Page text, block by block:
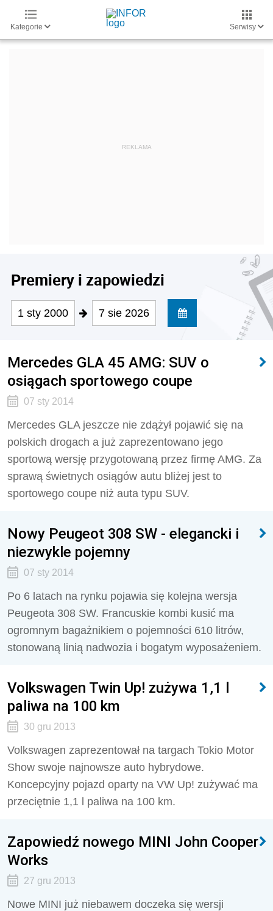
Kategorie Serwisy
Premiery i zapowiedzi
1 sty 2000 7 sie 2026
Mercedes GLA 45 AMG: SUV o
osiągach sportowego coupe
07 sty 2014
Mercedes GLA jeszcze nie zdążył pojawić się na
polskich drogach a już zaprezentowano jego
sportową wersję przygotowaną przez firmę AMG. Za
sprawą świetnych osiągów autu bliżej jest to
sportowego coupe niż auta typu SUV.
Nowy Peugeot 308 SW - elegancki i
niezwykle pojemny
07 sty 2014
Po 6 latach na rynku pojawia się kolejna wersja
Peugeota 308 SW. Francuskie kombi kusić ma
ogromnym bagażnikiem o pojemności 610 litrów,
stonowaną linią nadwozia i bogatym wyposażeniem.
Volkswagen Twin Up! zużywa 1,1 l
paliwa na 100 km
30 gru 2013
Volkswagen zaprezentował na targach Tokio Motor
Show swoje najnowsze auto hybrydowe.
Koncepcyjny pojazd oparty na VW Up! zużywać ma
przeciętnie 1,1 l paliwa na 100 km.
Zapowiedź nowego MINI John Cooper
Works
27 gru 2013
Nowe MINI już niebawem doczeka się wersji